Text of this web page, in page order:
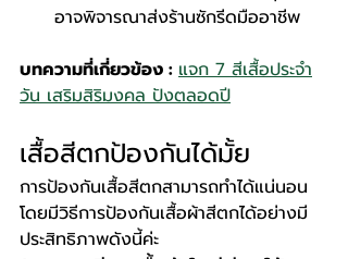
อาจพิจารณาส่งร้านซักรีดมืออาชีพ
บทความที่เกี่ยวข้อง : แจก 7 สีเสื้อประจำ
วัน เสริมสิริมงคล ปังตลอดปี
เสื้อสีตกป้องกันได้มั้ย
การป้องกันเสื้อสีตกสามารถทำได้แน่นอน
โดยมีวิธีการป้องกันเสื้อผ้าสีตกได้อย่างมี
ประสิทธิภาพดังนี้ค่ะ